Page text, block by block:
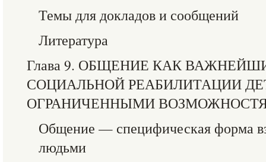
Темы для докладов и сообщений
Литература
Глава 9. ОБЩЕНИЕ КАК
СОЦИАЛЬНОЙ РЕАБИЛИТАЦИИ
ОГРАНИЧЕННЫМИ
Общение — специфическая форма
людьми